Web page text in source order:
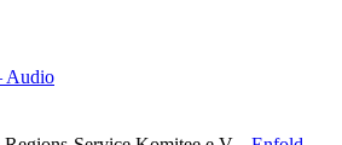
Audio